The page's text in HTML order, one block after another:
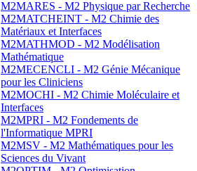
M2MARES - M2 Physique par Recherche
M2MATCHEINT - M2 Chimie des
Matériaux et Interfaces
M2MATHMOD - M2 Modélisation
Mathématique
M2MECENCLI - M2 Génie Mécanique
pour les Cliniciens
M2MOCHI - M2 Chimie Moléculaire et
Interfaces
M2MPRI - M2 Fondements de
l'Informatique MPRI
M2MSV - M2 Mathématiques pour les
Sciences du Vivant